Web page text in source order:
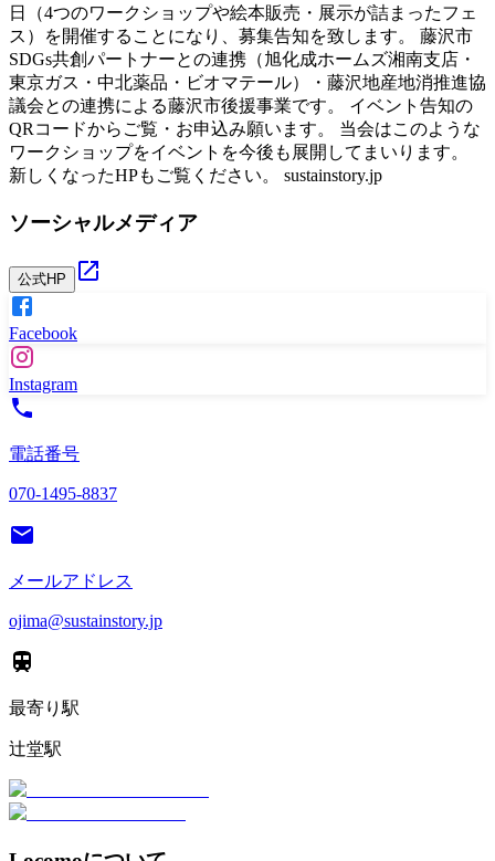
日（4つのワークショップや絵本販売・展示が詰まったフェ
ス）を開催することになり、募集告知を致します。 藤沢市
SDGs共創パートナーとの連携（旭化成ホームズ湘南支店・
東京ガス・中北薬品・ビオマテール）・藤沢地産地消推進協
議会との連携による藤沢市後援事業です。 イベント告知の
QRコードからご覧・お申込み願います。 当会はこのような
ワークショップをイベントを今後も展開してまいります。
新しくなったHPもご覧ください。 sustainstory.jp
ソーシャルメディア
公式HP
Facebook
Instagram
電話番号
070-1495-8837
メールアドレス
ojima@sustainstory.jp
最寄り駅
辻堂駅